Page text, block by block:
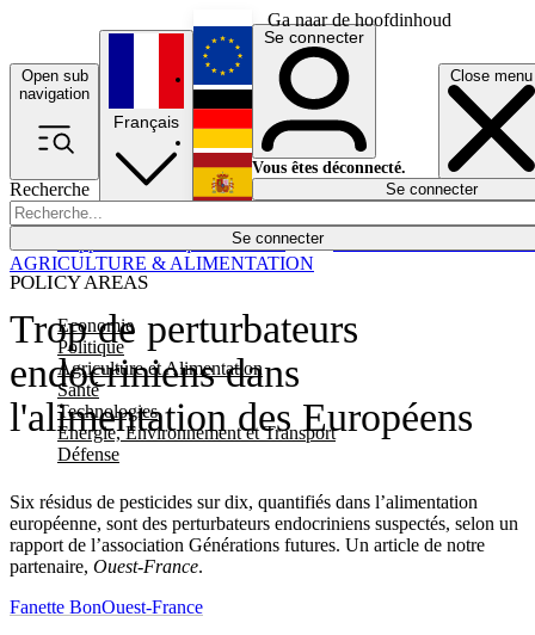
Ga naar de hoofdinhoud
Open sub
navigation
Close menu
Recherche
Se connecter
POLICY AREAS
Economie
Politique
Agriculture et Alimentation
Santé
Technologies
Energie, Environnement et Transport
Défense
Économie
Français
English
Deutsch
Español
Se connecter
Vous êtes déconnecté.
Se connecter
Trop de perturbateurs
endocriniens dans
l'alimentation des Européens
Six résidus de pesticides sur dix, quantifiés dans l’alimentation
européenne, sont des perturbateurs endocriniens suspectés, selon un
rapport de l’association Générations futures. Un article de notre
partenaire, Ouest-France.
AGRICULTURE & ALIMENTATION
Fanette BonOuest-France